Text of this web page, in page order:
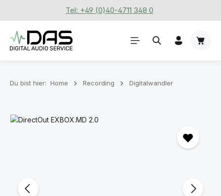
Zum Hauptinhalt springenTel: +49 (0)40-4711 348 0
Du bist hier: Home Recording Digitalwandler
Bildergalerie überspringen